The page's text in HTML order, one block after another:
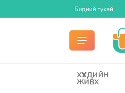
Бидний тухай
ХҮҮХДИЙН
ЖИВХ